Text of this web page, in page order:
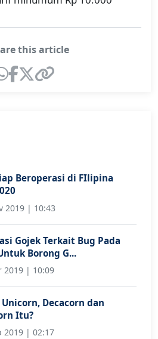
this article
Beroperasi di FIlipina
2019 | 10:43
Gojek Terkait Bug Pada
Borong G...
2019 | 10:09
Unicorn, Decacorn dan
Itu?
2019 | 02:17